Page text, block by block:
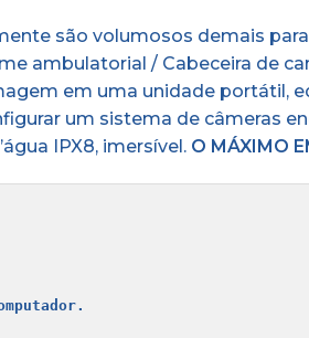
são volumosos demais
ambulatorial / Cabeceira de
em uma unidade portátil,
um sistema de câmeras
IPX8, imersível. O MÁXIMO